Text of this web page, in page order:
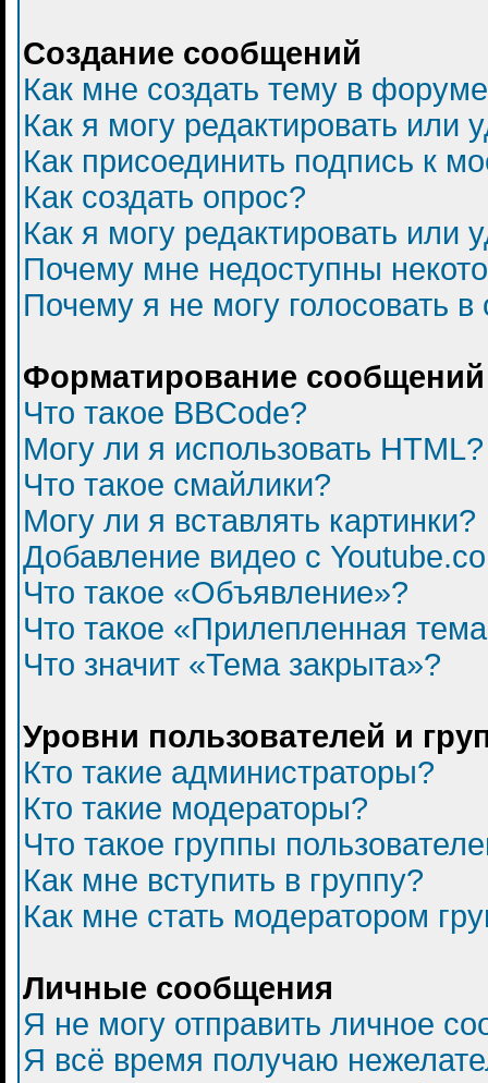
Создание сообщений
Как мне создать тему в
Как я могу редактировать или
Как присоединить подпись к
Как создать опрос?
Как я могу редактировать или
Почему мне недоступны
Почему я не могу голосовать в
Форматирование
Что такое BBCode?
Могу ли я использовать HTML?
Что такое смайлики?
Могу ли я вставлять картинки?
Добавление видео с
Что такое «Объявление»?
Что такое «Прилепленная
Что значит «Тема закрыта»?
Уровни пользователей и
Кто такие администраторы?
Кто такие модераторы?
Что такое группы
Как мне вступить в группу?
Как мне стать модератором
Личные сообщения
Я не могу отправить личное
Я всё время получаю